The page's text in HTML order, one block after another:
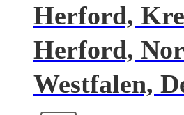
Herford,
Herford,
Westfalen,